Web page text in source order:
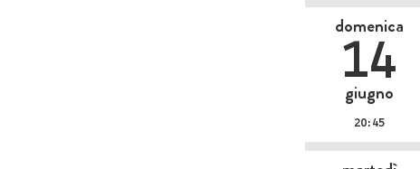
domenica
14
giugno
20:45